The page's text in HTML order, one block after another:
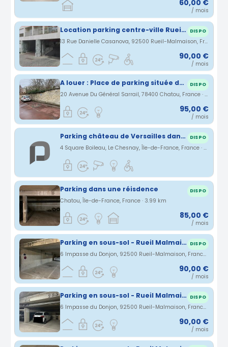
60,00 €
/ mois
Location parking centre-ville Rueil-Malmaison en sous-sol - résidence sécurisée DISPO
13 Rue Danielle Casanova, 92500 Rueil-Malmaison, France · 3.71 km
90,00 €
/ mois
A louer : Place de parking située dans le secteur Gare RER A dans les bas de Chatou. DISPO
20 Avenue Du Général Sarrail, 78400 Chatou, France · 3.74 km
95,00 €
/ mois
Parking château de Versailles dans les résidences parly2 du chesnay DISPO
4 Square Boileau, Le Chesnay, Île-de-France, France · 3.82 km
Parking dans une réisdence DISPO
Chatou, Île-de-France, France · 3.99 km
85,00 €
/ mois
Parking en sous-sol - Rueil Malmaison DISPO
6 Impasse du Donjon, 92500 Rueil-Malmaison, France · 4.09 km
90,00 €
/ mois
Parking en sous-sol - Rueil Malmaison DISPO
6 Impasse du Donjon, 92500 Rueil-Malmaison, France · 4.09 km
90,00 €
/ mois